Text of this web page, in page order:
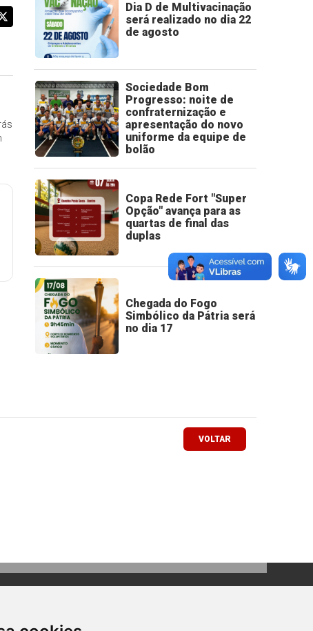
Dia D de Multivacinação
será realizado no dia 22
de agosto
Sociedade Bom
Progresso: noite de
confraternização e
apresentação do novo
uniforme da equipe de
bolão
Copa Rede Fort "Super
Opção" avança para as
quartas de final das
duplas
Chegada do Fogo
Simbólico da Pátria será
no dia 17
VOLTAR